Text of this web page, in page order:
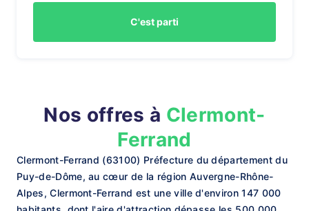
C'est parti
Nos offres à Clermont-
Ferrand
Clermont-Ferrand (63100) Préfecture du département du
Puy-de-Dôme, au cœur de la région Auvergne-Rhône-
Alpes, Clermont-Ferrand est une ville d'environ 147 000